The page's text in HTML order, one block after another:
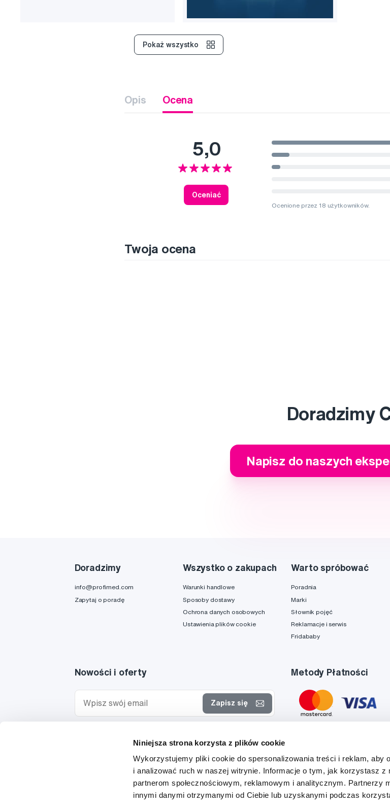
Niniejsza strona korzysta z plików cookie
Wykorzystujemy pliki cookie do spersonalizowania treści i reklam, aby
i analizować ruch w naszej witrynie. Informacje o tym, jak korzystasz z
partnerom społecznościowym, reklamowym i analitycznym. Partnerzy
innymi danymi otrzymanymi od Ciebie lub uzyskanymi podczas
Pokaż wszystko
Opis Ocena
5,0
Oceniać
Ocenione przez 18 użytkowników.
Twoja ocena
Doradzimy
Napisz do naszych
Doradzimy
info@profimed.com
Zapytaj o poradę
Wszystko o zakupach
Warunki handlowe
Sposoby dostawy
Ochrona danych osobowych
Ustawienia plików cookie
Warto spróbować
Poradnia
Marki
Słownik pojęć
Reklamacje i serwis
Fridababy
Nowości i oferty
Zapisz się
specjalnych i wyrażam zgodę naprzetwarzanie danych
w tym celu.
Metody Płatności
Tato stránka je chráněna službou reCAPTCHA a platí zde